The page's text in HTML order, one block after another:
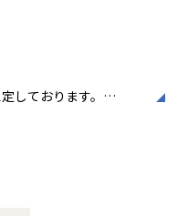
）
・導入（Windows／A
しております。
守までの一連の工程